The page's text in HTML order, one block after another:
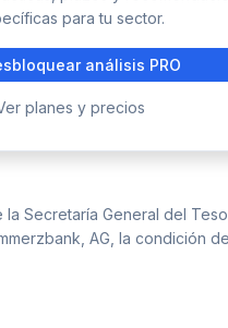
durante más de tres
para tu sector.
análisis PRO
planes y precios
Secretaría General del
AG, la condición